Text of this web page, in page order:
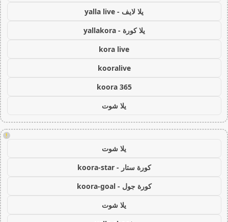
يلا لايف - yalla live
يلا كورة - yallakora
kora live
kooralive
koora 365
يلا شوت
!
يلا شوت
كورة ستار - koora-star
كورة جول - koora-goal
يلا شوت